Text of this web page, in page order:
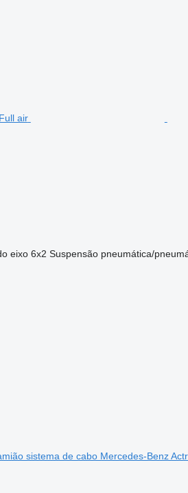
eixo 6x2 Suspensão pneumática/
sistema de cabo Mercedes-Benz